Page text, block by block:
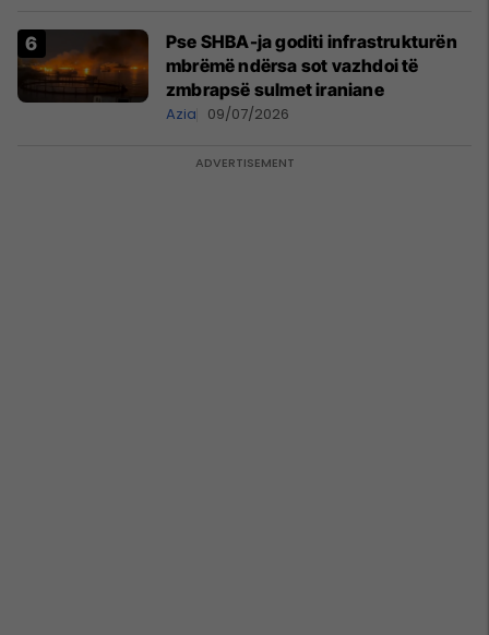
Pse SHBA-ja goditi infrastrukturën
mbrëmë ndërsa sot vazhdoi të
zmbrapsë sulmet iraniane
Azia 09/07/2026